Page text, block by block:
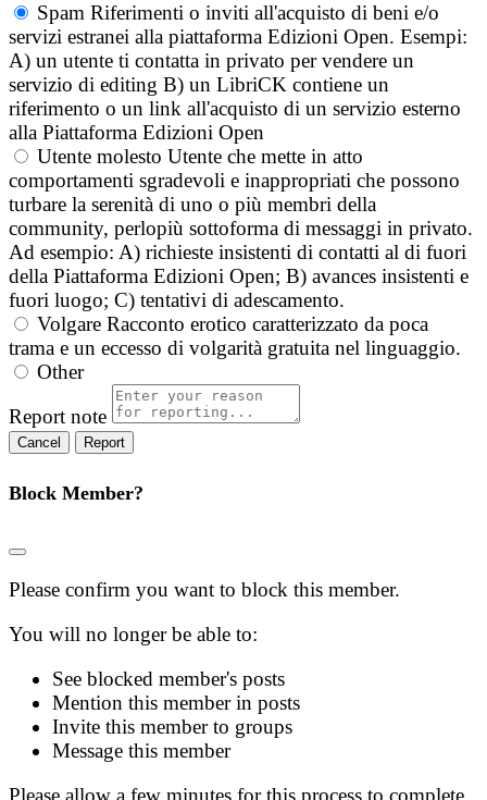
Spam Riferimenti o inviti all'acquisto di beni e/o
servizi estranei alla piattaforma Edizioni Open. Esempi:
A) un utente ti contatta in privato per vendere un
servizio di editing B) un LibriCK contiene un
riferimento o un link all'acquisto di un servizio esterno
alla Piattaforma Edizioni Open
Utente molesto Utente che mette in atto
comportamenti sgradevoli e inappropriati che possono
turbare la serenità di uno o più membri della
community, perlopiù sottoforma di messaggi in privato.
Ad esempio: A) richieste insistenti di contatti al di fuori
della Piattaforma Edizioni Open; B) avances insistenti e
fuori luogo; C) tentativi di adescamento.
Volgare Racconto erotico caratterizzato da poca
trama e un eccesso di volgarità gratuita nel linguaggio.
Other
Report note
Report
Block Member?
Please confirm you want to block this member.
You will no longer be able to:
See blocked member's posts
Mention this member in posts
Invite this member to groups
Message this member
Please allow a few minutes for this process to complete.